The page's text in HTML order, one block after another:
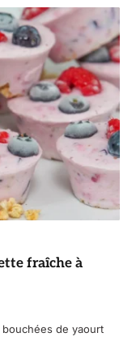
fraîche à
de yaourt